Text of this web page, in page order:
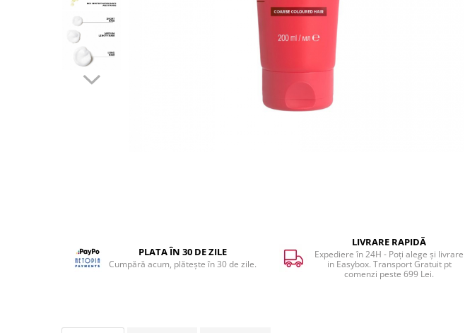
PLATA ÎN 30 DE ZILE
Cumpără acum, plătește în 30 de zile.
LIVRARE RAPIDĂ
Expediere în 24H - Poți alege și livrare
in Easybox. Transport Gratuit pt
comenzi peste 699 Lei.